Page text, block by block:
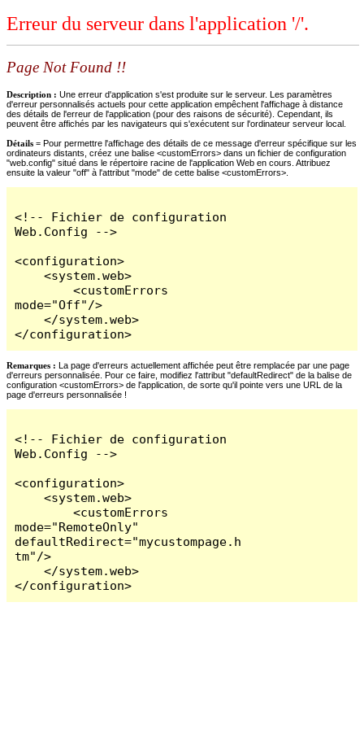
Erreur du serveur dans l'application '/'.
Page Not Found !!
Description : Une erreur d'application s'est produite sur le serveur. Les paramètres
d'erreur personnalisés actuels pour cette application empêchent l'affichage à distance
des détails de l'erreur de l'application (pour des raisons de sécurité). Cependant, ils
peuvent être affichés par les navigateurs qui s'exécutent sur l'ordinateur serveur local.
Détails = Pour permettre l'affichage des détails de ce message d'erreur spécifique sur les
ordinateurs distants, créez une balise <customErrors> dans un fichier de configuration
"web.config" situé dans le répertoire racine de l'application Web en cours. Attribuez
ensuite la valeur "off" à l'attribut "mode" de cette balise <customErrors>.
<!-- Fichier de configuration
Web.Config -->
<configuration>
    <system.web>
        <customErrors
mode="Off"/>
    </system.web>
</configuration>
Remarques : La page d'erreurs actuellement affichée peut être remplacée par une page
d'erreurs personnalisée. Pour ce faire, modifiez l'attribut "defaultRedirect" de la balise de
configuration <customErrors> de l'application, de sorte qu'il pointe vers une URL de la
page d'erreurs personnalisée !
<!-- Fichier de configuration
Web.Config -->
<configuration>
    <system.web>
        <customErrors
mode="RemoteOnly"
defaultRedirect="mycustompage.h
tm"/>
    </system.web>
</configuration>